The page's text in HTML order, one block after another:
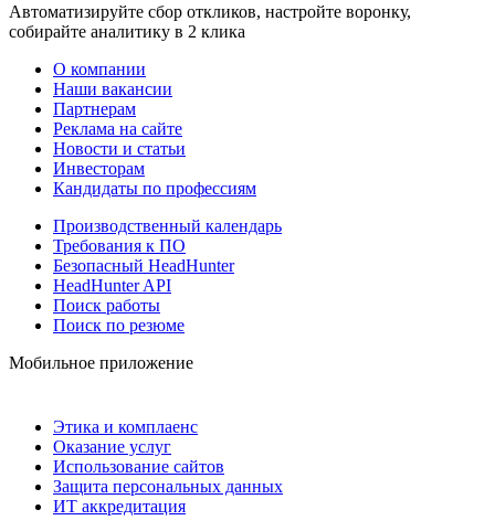
Автоматизируйте сбор откликов, настройте воронку,
собирайте аналитику в 2 клика
О компании
Наши вакансии
Партнерам
Реклама на сайте
Новости и статьи
Инвесторам
Кандидаты по профессиям
Производственный календарь
Требования к ПО
Безопасный HeadHunter
HeadHunter API
Поиск работы
Поиск по резюме
Мобильное приложение
Этика и комплаенс
Оказание услуг
Использование сайтов
Защита персональных данных
ИТ аккредитация